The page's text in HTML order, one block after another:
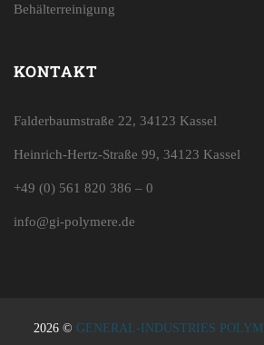
Behälterreinigung
KONTAKT
Falderbaumstraße 22, 34123 Kassel
Heinrich-Hertz-Straße 99, 34123 Kassel
+49 (0) 561 820 386 – 0
info@gi-polymere.de
2026 © GENERAL-INDUSTRIES